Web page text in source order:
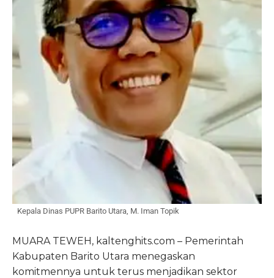
Kepala Dinas PUPR Barito Utara, M. Iman Topik
MUARA TEWEH, kaltenghits.com – Pemerintah
Kabupaten Barito Utara menegaskan
komitmennya untuk terus menjadikan sektor